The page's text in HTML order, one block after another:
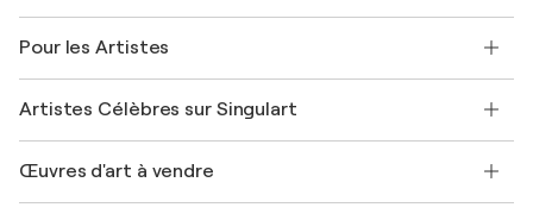
Offrir une carte cadeau
Rejoignez notre programme commercial
Mon compte
+33 1 76 44 06 42
FAQ
Magazine Singulart
Emplois
Découvrez une sélection d'art original
Pour les Artistes
Se connecter en tant qu'Artiste
Artistes Célèbres sur Singulart
Marc Chagall
Œuvres d'art à vendre